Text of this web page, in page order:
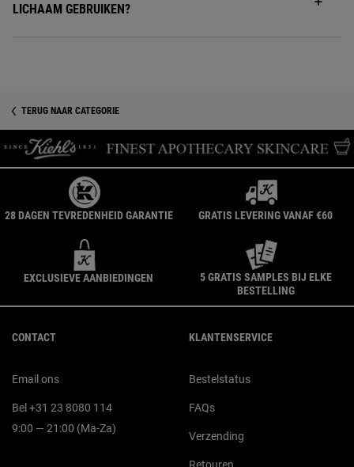
LICHAAM GEBRUIKEN?
TERUG NAAR CATEGORIE
28 DAGEN TEVREDENHEID GARANTIE GRATIS LEVERING VANAF €60
EXCLUSIEVE AANBIEDINGEN
5 GRATIS SAMPLES BIJ ELKE
BESTELLING
CONTACT
Email ons
Bel +31 23 8080 114
9:00 — 21:00 (Ma-Za)
KLANTENSERVICE
Bestelstatus
FAQs
Verzending
Retouren